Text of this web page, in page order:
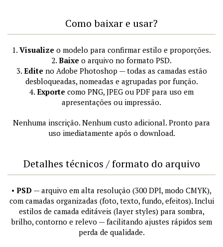
Como baixar e usar?
1. Visualize o modelo para confirmar estilo e proporções.
2. Baixe o arquivo no formato PSD.
3. Edite no Adobe Photoshop — todas as camadas estão
desbloqueadas, nomeadas e agrupadas por função.
4. Exporte como PNG, JPEG ou PDF para uso em
apresentações ou impressão.
Nenhuma inscrição. Nenhum custo adicional. Pronto para
uso imediatamente após o download.
Detalhes técnicos / formato do arquivo
• PSD — arquivo em alta resolução (300 DPI, modo CMYK),
com camadas organizadas (foto, texto, fundo, efeitos). Inclui
estilos de camada editáveis (layer styles) para sombra,
brilho, contorno e relevo — facilitando ajustes rápidos sem
perda de qualidade.